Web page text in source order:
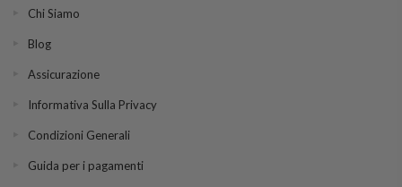
Chi Siamo
Blog
Assicurazione
Informativa Sulla Privacy
Condizioni Generali
Guida per i pagamenti